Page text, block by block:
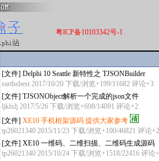
粤ICP备10103342号-1
[文件] Delphi 10 Seattle 新特性之 TJSONBuilder
earthsbest 2017/10/20 下载/浏览+199/11682 评论+3
[文件] TJSONObject解析一个完成的json文件
ljklxlj 2017/5/26 下载/浏览+698/14091 评论+2
[文件] XE10 手机框架源码 提供大家参考
tp26021340 2015/11/23 下载/浏览+100/46821 评论
[文件] XE10 一维码、二维扫描、二维码生成源码
tp26021340 2015/10/24 下载/浏览+1518/22416 评论